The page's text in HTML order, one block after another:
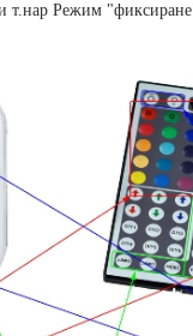
т.нар Режим